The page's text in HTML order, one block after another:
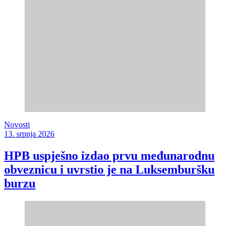
Novosti
13. srpnja 2026
HPB uspješno izdao prvu međunarodnu
obveznicu i uvrstio je na Luksemburšku
burzu